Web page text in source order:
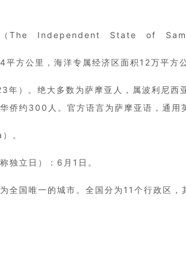
（The Independent State of
方公里，海洋专属经济区面积12万平方公
）。绝大多数为萨摩亚人，属波利尼西
侨约300人。官方语言为萨摩亚语，通用
。
独立日）：6月1日。
为全国唯一的城市。全国分为11个行政区